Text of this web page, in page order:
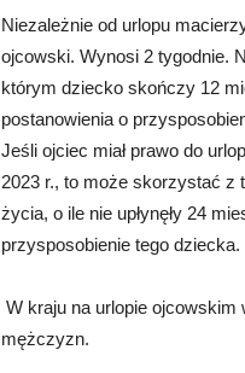
Niezależnie od urlopu
ojcowski. Wynosi 2 tygodnie.
którym dziecko skończy 12
postanowienia o
Jeśli ojciec miał prawo do
2023 r., to może skorzystać z
życia, o ile nie upłynęły 24
przysposobienie tego dziecka.
W kraju na urlopie ojcowskim
mężczyzn.